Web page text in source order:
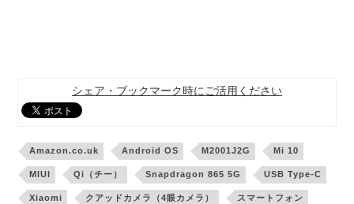
シェア・ブックマーク時にご活用ください
Amazon.co.uk Android OS M2001J2G Mi 10
MIUI Qi（チー） Snapdragon 865 5G USB Type-C
Xiaomi クアッドカメラ（4眼カメラ） スマートフォン